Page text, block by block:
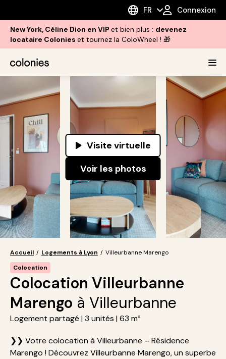
FR Connexion
New York, Céline Dion en VIP et bien plus : devenez
locataire Colonies et tournez la ColoWheel ! 🎁
Visite virtuelle
Voir les photos
Accueil / Logements à Lyon / Villeurbanne Marengo
Colocation
Colocation Villeurbanne
Marengo à Villeurbanne
Logement partagé | 3 unités | 63 m²
❯❯ Votre colocation à Villeurbanne – Résidence
Marengo ! Découvrez Villeurbanne Marengo, un superbe